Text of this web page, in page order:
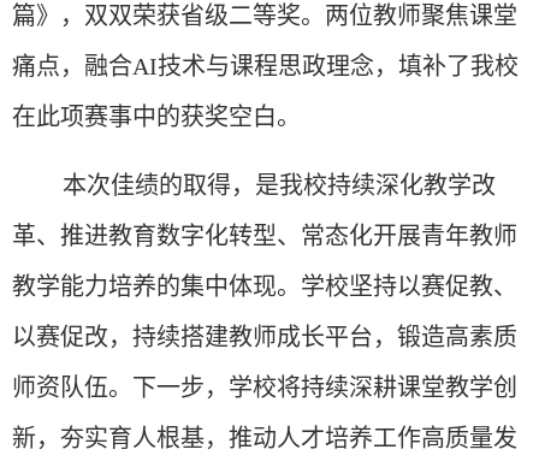
篇》，双双荣获省级二等奖。两位教师聚焦课堂
痛点，融合AI技术与课程思政理念，填补了我校
在此项赛事中的获奖空白。
本次佳绩的取得，是我校持续深化教学改
革、推进教育数字化转型、常态化开展青年教师
教学能力培养的集中体现。学校坚持以赛促教、
以赛促改，持续搭建教师成长平台，锻造高素质
师资队伍。下一步，学校将持续深耕课堂教学创
新，夯实育人根基，推动人才培养工作高质量发